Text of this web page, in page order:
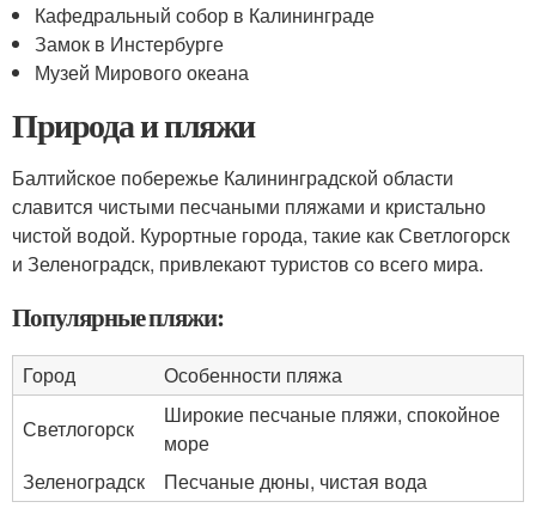
Кафедральный собор в Калининграде
Замок в Инстербурге
Музей Мирового океана
Природа и пляжи
Балтийское побережье Калининградской области
славится чистыми песчаными пляжами и кристально
чистой водой. Курортные города, такие как Светлогорск
и Зеленоградск, привлекают туристов со всего мира.
Популярные пляжи:
Город
Особенности пляжа
Светлогорск
Широкие песчаные пляжи, спокойное
море
Зеленоградск
Песчаные дюны, чистая вода